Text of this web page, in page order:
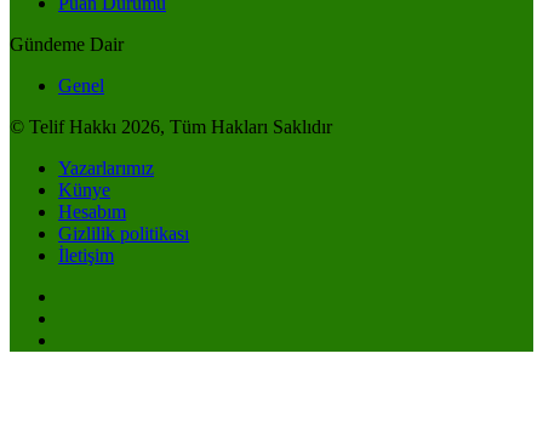
Gündeme Dair
Genel
© Telif Hakkı 2026, Tüm Hakları Saklıdır
Yazarlarımız
Künye
Hesabım
Gizlilik politikası
İletişim